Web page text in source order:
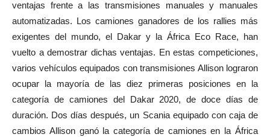
ventajas frente a las transmisiones manuales y manuales
automatizadas. Los camiones ganadores de los rallies más
exigentes del mundo, el Dakar y la África Eco Race, han
vuelto a demostrar dichas ventajas. En estas competiciones,
varios vehículos equipados con transmisiones Allison lograron
ocupar la mayoría de las diez primeras posiciones en la
categoría de camiones del Dakar 2020, de doce días de
duración. Dos días después, un Scania equipado con caja de
cambios Allison ganó la categoría de camiones en la África